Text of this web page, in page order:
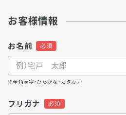
お客様情報
お名前
※全角漢字・ひらがな・カタカナ
フリガナ